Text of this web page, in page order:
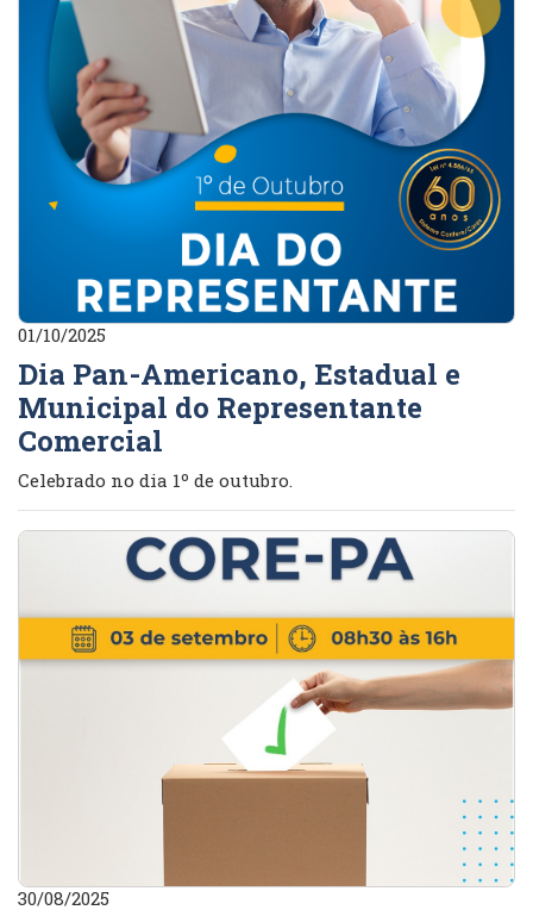
01/10/2025
Dia Pan-Americano, Estadual e
Municipal do Representante
Comercial
Celebrado no dia 1º de outubro.
30/08/2025